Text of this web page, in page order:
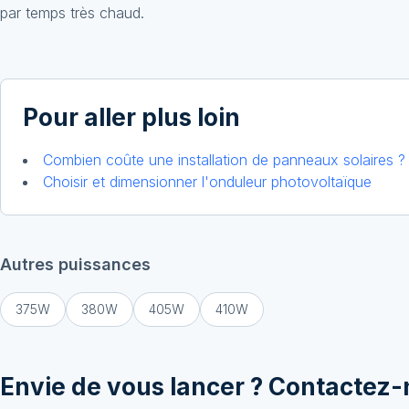
par temps très chaud.
Pour aller plus loin
Combien coûte une installation de panneaux solaires ?
Choisir et dimensionner l'onduleur photovoltaïque
Autres puissances
375W 380W 405W 410W
Envie de vous lancer ? Contactez-